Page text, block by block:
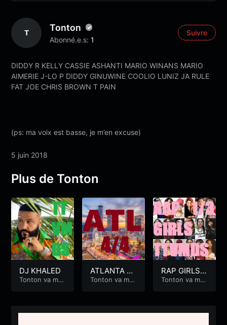
T Tonton
Abonné.e.s: 1
Suivre
DIDDY R KELLY CASSIE ASHANTI MARIO WINANS MARIO
AIMERIE J-LO P DIDDY GINUWINE COOLIO LUNIZ JA RULE
FAT JOE CHRIS BROWN T PAIN
(ps: ma voix est basse, je m’en excuse)
5 juin 2018
Plus de Tonton
DJ KHALED
Tonton va met
ATLANTA –
ATL 4/4
Tonton va met
RAP GIRLS
1/3
Tonton va met